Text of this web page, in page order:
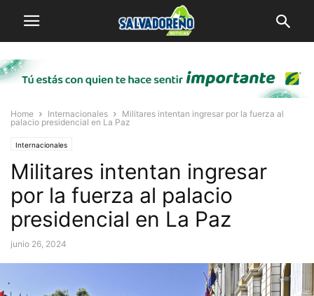
Home Internacionales
Militares intentan ingresar por la fuerza al
palacio presidencial en La Paz
Internacionales
Militares intentan ingresar
por la fuerza al palacio
presidencial en La Paz
junio 26, 2024